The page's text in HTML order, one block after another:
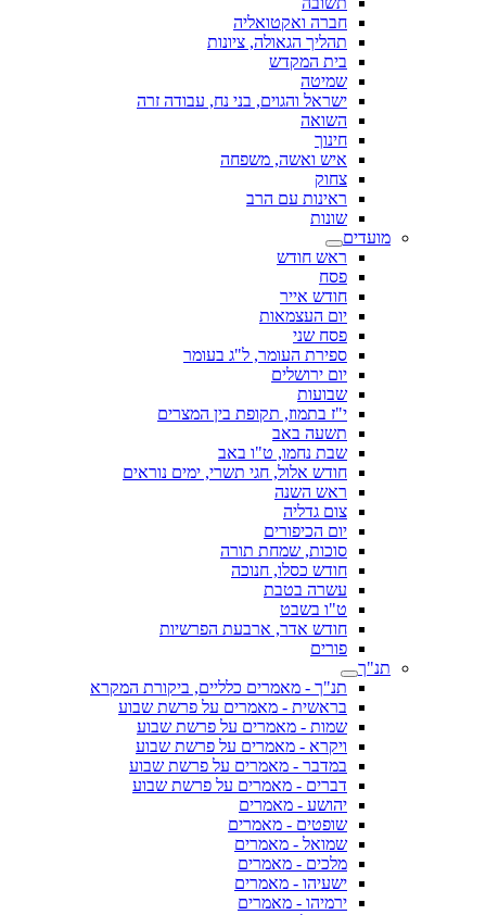
חברה ואקטואליה
תהליך הגאולה, ציונות
בית המקדש
שמיטה
ישראל והגוים, בני נח, עבודה זרה
השואה
חינוך
איש ואשה, משפחה
צחוק
ראינות עם הרב
שונות
מועדים
ראש חודש
פסח
חודש אייר
יום העצמאות
פסח שני
ספירת העומר, ל"ג בעומר
יום ירושלים
שבועות
י"ז בתמוז, תקופת בין המצרים
תשעה באב
שבת נחמו, ט"ו באב
חודש אלול, חגי תשרי, ימים נוראים
ראש השנה
צום גדליה
יום הכיפורים
סוכות, שמחת תורה
חודש כסלו, חנוכה
עשרה בטבת
ט"ו בשבט
חודש אדר, ארבעת הפרשיות
פורים
תנ"ך
תנ"ך - מאמרים כלליים, ביקורת המקרא
בראשית - מאמרים על פרשת שבוע
שמות - מאמרים על פרשת שבוע
ויקרא - מאמרים על פרשת שבוע
במדבר - מאמרים על פרשת שבוע
דברים - מאמרים על פרשת שבוע
יהושע - מאמרים
שופטים - מאמרים
שמואל - מאמרים
מלכים - מאמרים
ישעיהו - מאמרים
ירמיהו - מאמרים